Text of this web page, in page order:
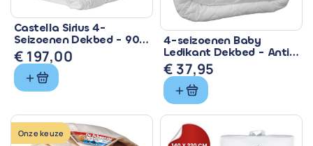
Castella Sirius 4-
Seizoenen Dekbed - 90%
Eendendons &
Ventilerend
€ 197,00
4-seizoenen Baby
Ledikant Dekbed - Anti
Allergisch & Wasbaar
€ 37,95
Onze keuze